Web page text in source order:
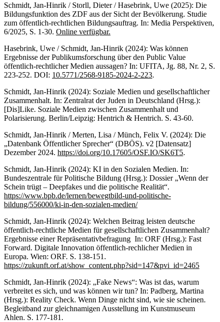
Schmidt, Jan-Hinrik / Storll, Dieter / Hasebrink, Uwe (2025): Die
Bildungsfunktion des ZDF aus der Sicht der Bevölkerung. Studie
zum öffentlich-rechtlichen Bildungsauftrag. In: Media Perspektiven,
6/2025, S. 1-30. Online verfügbar.
Hasebrink, Uwe / Schmidt, Jan-Hinrik (2024): Was können
Ergebnisse der Publikumsforschung über den Public Value
öffentlich-rechtlicher Medien aussagen? In: UFITA, Jg. 88, Nr. 2, S.
223-252. DOI: 10.5771/2568-9185-2024-2-223.
Schmidt, Jan-Hinrik (2024): Soziale Medien und gesellschaftlicher
Zusammenhalt. In: Zentralrat der Juden in Deutschland (Hrsg.):
[Dis]Like. Soziale Medien zwischen Zusammenhalt und
Polarisierung. Berlin/Leipzig: Hentrich & Hentrich. S. 43-60.
Schmidt, Jan-Hinrik / Merten, Lisa / Münch, Felix V. (2024): Die
„Datenbank Öffentlicher Sprecher“ (DBÖS). v2 [Datensatz]
Dezember 2024. https://doi.org/10.17605/OSF.IO/SK6T5.
Schmidt, Jan-Hinrik (2024): KI in den Sozialen Medien. In:
Bundeszentrale für Politische Bildung (Hrsg.): Dossier „Wenn der
Schein trügt – Deepfakes und die politische Realität“.
https://www.bpb.de/lernen/bewegtbild-und-politische-
bildung/556000/ki-in-den-sozialen-medien/
Schmidt, Jan-Hinrik (2024): Welchen Beitrag leisten deutsche
öffentlich-rechtliche Medien für gesellschaftlichen Zusammenhalt?
Ergebnisse einer Repräsentativbefragung In: ORF (Hrsg.): Fast
Forward. Digitale Innovation öffentlich-rechlicher Medien in
Europa. Wien: ORF. S. 138-151.
https://zukunft.orf.at/show_content.php?sid=147&pvi_id=2465
Schmidt, Jan-Hinrik (2024): „Fake News“: Was ist das, warum
verbreitet es sich, und was können wir tun? In: Padberg, Martina
(Hrsg.): Reality Check. Wenn Dinge nicht sind, wie sie scheinen.
Begleitband zur gleichnamigen Ausstellung im Kunstmuseum
Ahlen. S. 177-181.